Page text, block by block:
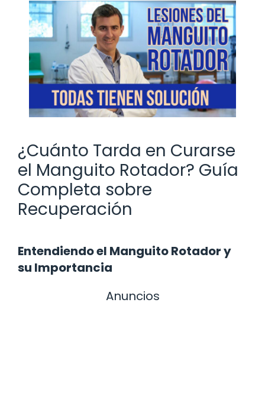
¿Cuánto Tarda en Curarse
el Manguito Rotador? Guía
Completa sobre
Recuperación
Entendiendo el Manguito Rotador y
su Importancia
Anuncios